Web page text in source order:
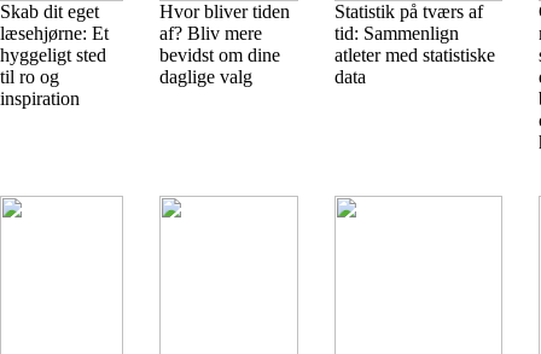
Skab dit eget
læsehjørne: Et
hyggeligt sted
til ro og
inspiration
Hvor bliver tiden
af? Bliv mere
bevidst om dine
daglige valg
Statistik på tværs af
tid: Sammenlign
atleter med statistiske
data